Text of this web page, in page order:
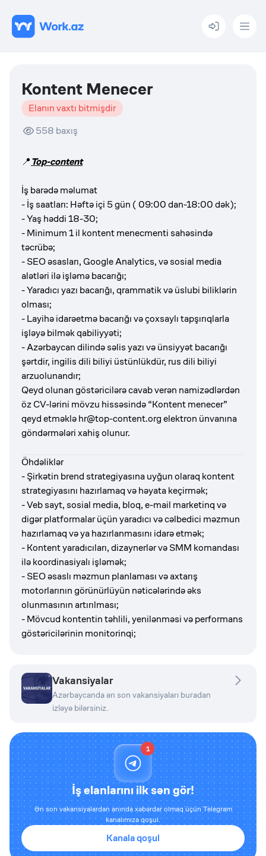
Menu
Kontent Menecer
Elanın vaxtı bitmişdir
558 baxış
📍Top-content
İş barədə məlumat
- İş saatları: Həftə içi 5 gün ( 09:00 dan-18:00 dək);
- Yaş həddi 18-30;
- Minimum 1 il kontent menecmenti sahəsində
təcrübə;
- SEO əsasları, Google Analytics, və sosial media
alətləri ilə işləmə bacarığı;
- Yaradıcı yazı bacarığı, qrammatik və üslubi biliklərin
olması;
- Layihə idarəetmə bacarığı və çoxsaylı tapşırıqlarla
işləyə bilmək qabiliyyəti;
- Azərbaycan dilində səlis yazı və ünsiyyət bacarığı
şərtdir, ingilis dili biliyi üstünlükdür, rus dili biliyi
arzuolunandır;
Qeyd olunan göstəricilərə cavab verən namizədlərdən
öz CV-lərini mövzu hissəsində “Kontent menecer”
qeyd etməkləhr@top-content.orgelektron ünvanına
göndərmələri xahiş olunur.
Öhdəliklər
- Şirkətin brend strategiyasına uyğun olaraq kontent
strategiyasını hazırlamaq və həyata keçirmək;
- Veb sayt, sosial media, bloq, e-mail marketinq və
digər platformalar üçün yaradıcı və cəlbedici məzmun
hazırlamaq və ya hazırlanmasını idarə etmək;
- Kontent yaradıcıları, dizaynerlər və SMM komandası
ilə koordinasiyalı işləmək;
- SEO əsaslı məzmun planlaması və axtarış
motorlarının görünürlüyün nəticələrində əks
olunmasının artırılması;
- Mövcud kontentin təhlili, yenilənməsi və performans
göstəricilərinin monitorinqi;
Vakansiyalar
Azərbaycanda ən son vakansiyaları buradan
izləyə bilərsiniz.
1
İş elanlarını ilk sən gör!
Ən son vakansiyalardan anında xəbərdar olmaq üçün Telegram
kanalımıza qoşul.
Kanala qoşul